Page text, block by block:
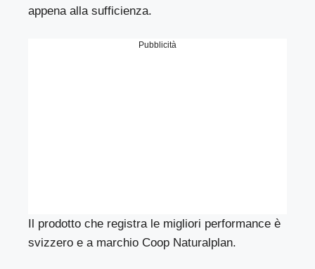
appena alla sufficienza.
Pubblicità
Il prodotto che registra le migliori performance è
svizzero e a marchio Coop Naturalplan.